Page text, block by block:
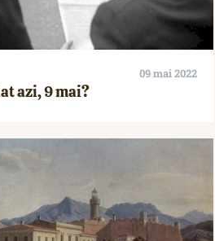
09 mai 2022
azi, 9 mai?